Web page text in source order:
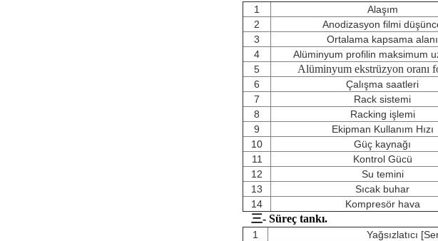
1 Alaşım
2
Anodizasyon filmi
3
Ortalama kapsama alanı
4
Alüminyum profilin maksimum
5
Alüminyum ekstrüzyon oranı
6
Çalışma saatleri
7
Rack sistemi
8 Racking işlemi
9
Ekipman Kullanım Hızı
10
Güç kaynağı
11
Kontrol Gücü
12
Su temini
13
Sıcak buhar
14
Kompresör hava
三- Süreç tankı.
1 Yağsızlatıcı [